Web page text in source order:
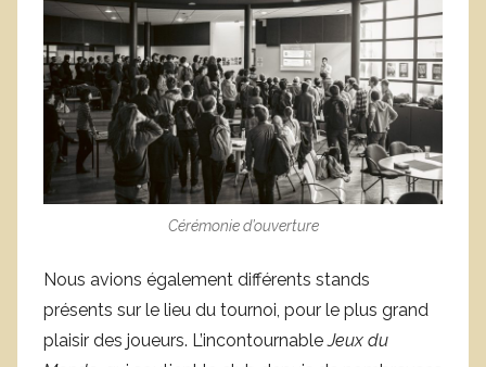
Cérémonie d’ouverture
Nous avions également différents stands
présents sur le lieu du tournoi, pour le plus grand
plaisir des joueurs. L’incontournableJeux du